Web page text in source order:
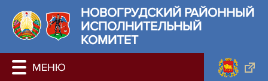
НОВОГРУДСКИЙ РАЙОННЫЙ
ИСПОЛНИТЕЛЬНЫЙ
КОМИТЕТ